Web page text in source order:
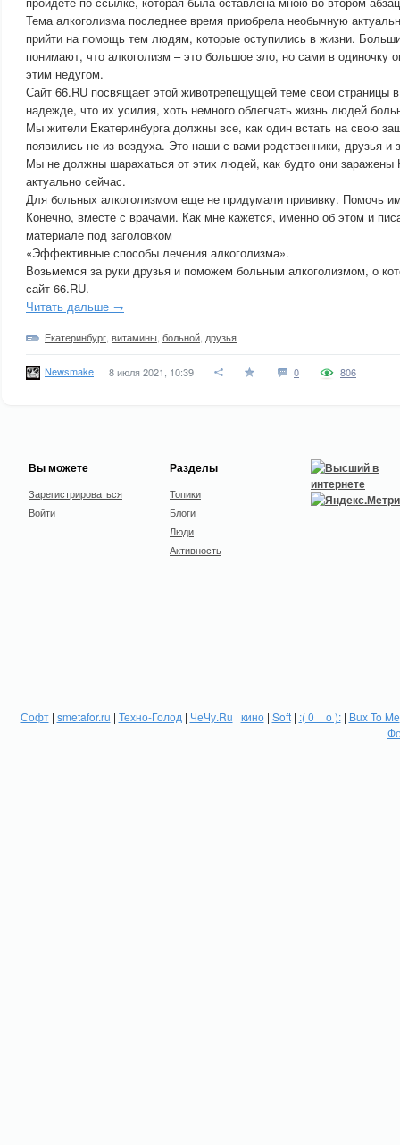
Тема алкоголизма последнее время приобрела необычную
прийти на помощь тем людям, которые оступились в жизни.
понимают, что алкоголизм – это большое зло, но сами в одиночку
этим недугом.
Сайт 66.RU посвящает этой животрепещущей теме свои страницы
надежде, что их усилия, хоть немного облегчать жизнь людей
Мы жители Екатеринбурга должны все, как один встать на свою
появились не из воздуха. Это наши с вами родственники, друзья и
Мы не должны шарахаться от этих людей, как будто они заражены
актуально сейчас.
Для больных алкоголизмом еще не придумали прививку. Помочь
Конечно, вместе с врачами. Как мне кажется, именно об этом и
материале под заголовком
«Эффективные способы лечения алкоголизма».
Возьмемся за руки друзья и поможем больным алкоголизмом, о
сайт 66.RU.
Читать дальше →
Екатеринбург витамины больной друзья
Newsmake 8 июля 2021, 10:39 0 806
Вы можете
Зарегистрироваться
Войти
Разделы
Топики
Блоги
Люди
Активность
Софт| smetafor.ru | Техно-Голод | ЧеЧу.Ru | кино| Soft| :( 0 _ о ):| Bux To Me